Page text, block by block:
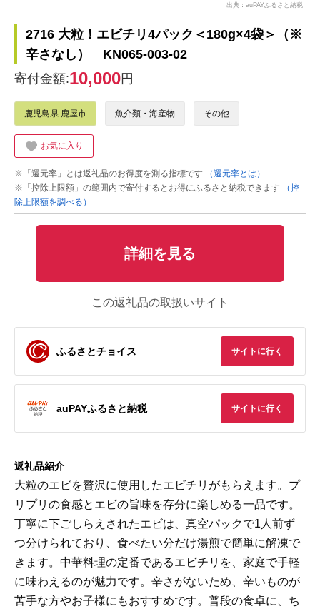
出典：auPAYふるさと納税
2716 大粒！エビチリ4パック＜180g×4袋＞（※
辛さなし） KN065-003-02
寄付金額:10,000円
鹿児島県 鹿屋市 魚介類・海産物 その他
お気に入り
※「還元率」とは返礼品のお得度を測る指標です
（還元率とは）
※「控除上限額」の範囲内で寄付するとお得にふるさと納税できます
（控
除上限額を調べる）
詳細を見る
この返礼品の取扱いサイト
ふるさとチョイス サイトに行く
auPAYふるさと納税 サイトに行く
返礼品紹介
大粒のエビを贅沢に使用したエビチリがもらえます。プ
リプリの食感とエビの旨味を存分に楽しめる一品です。
丁寧に下ごしらえされたエビは、真空パックで1人前ず
つ分けられており、食べたい分だけ湯煎で簡単に解凍で
きます。中華料理の定番であるエビチリを、家庭で手軽
に味わえるのが魅力です。辛さがないため、辛いものが
苦手な方やお子様にもおすすめです。普段の食卓に、ち